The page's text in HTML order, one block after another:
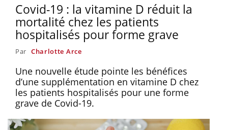
Covid-19 : la vitamine D réduit la
mortalité chez les patients
hospitalisés pour forme grave
Par Charlotte Arce
Une nouvelle étude pointe les bénéfices
d’une supplémentation en vitamine D chez
les patients hospitalisés pour une forme
grave de Covid-19.